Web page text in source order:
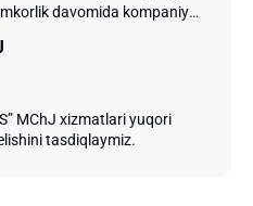
davomida kompaniya
bajarishda yuqori
ko‘rsatdi.
MChJ xizmatlari yuqori
tasdiqlaymiz.